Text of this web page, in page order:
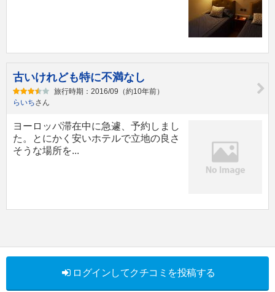
古いけれども特に不満なし
旅行時期：2016/09（約10年前）
らいちさん
ヨーロッパ滞在中に急遽、予約しまし
た。とにかく安いホテルで立地の良さ
そうな場所を...
ログインしてクチコミを投稿する